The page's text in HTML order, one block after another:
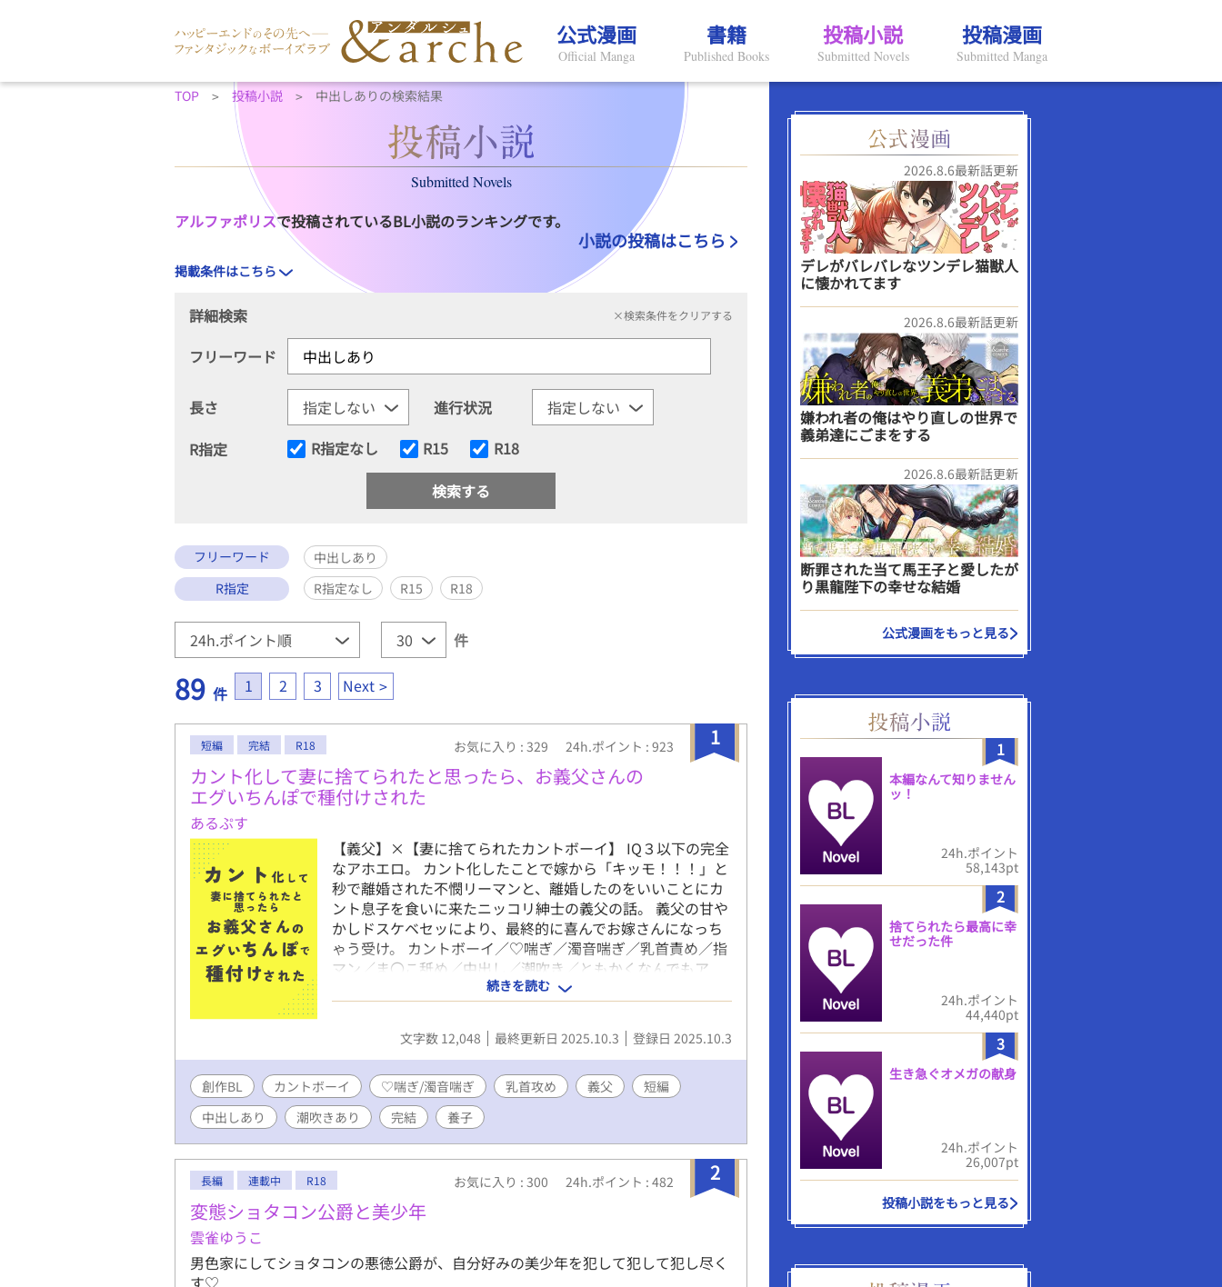
公式漫画
Official Manga
書籍
Published Books
投稿小説
Submitted Novels
投稿漫画
Submitted Manga
TOP 投稿小説 中出しありの検索結果
Submitted Novels
アルファポリスで投稿されているBL小説のランキングです。
小説の投稿はこちら
掲載条件はこちら
詳細検索 ×検索条件をクリアする
フリーワード
長さ
進行状況
R指定
R指定なし R15 R18
フリーワード
中出しあり
R指定
R指定なし R15 R18
件
89 件 1 2 3 Next
1
短編 完結 R18 お気に入り : 329 24h.ポイント : 923
カント化して妻に捨てられたと思ったら、お義父さんの
エグいちんぽで種付けされた
あるぷす
【義父】×【妻に捨てられたカントボーイ】 IQ３以下の完全
なアホエロ。 カント化したことで嫁から「キッモ！！！」と
秒で離婚された不憫リーマンと、離婚したのをいいことにカ
ント息子を食いに来たニッコリ紳士の義父の話。 義父の甘や
かしドスケベセッにより、最終的に喜んでお嫁さんになっち
ゃう受け。 カントボーイ／♡喘ぎ／濁音喘ぎ／乳首責め／指
マン／ま〇こ舐め／中出し／潮吹き／ともかくなんでもア
続きを読む
文字数 12,048 最終更新日 2025.10.3 登録日 2025.10.3
創作BL カントボーイ ♡喘ぎ/濁音喘ぎ 乳首攻め 義父
短編
中出しあり
潮吹きあり 完結 養子
2
長編 連載中 R18 お気に入り : 300 24h.ポイント : 482
変態ショタコン公爵と美少年
雲雀ゆうこ
男色家にしてショタコンの悪徳公爵が、自分好みの美少年を犯して犯して犯し尽く
す♡
2026.8.6最新話更新
デレがバレバレなツンデレ猫獣人
に懐かれてます
2026.8.6最新話更新
嫌われ者の俺はやり直しの世界で
義弟達にごまをする
2026.8.6最新話更新
断罪された当て馬王子と愛したが
り黒龍陛下の幸せな結婚
公式漫画をもっと見る
1
本編なんて知りません
ッ！
24h.ポイント
58,143pt
2
捨てられたら最高に幸
せだった件
24h.ポイント
44,440pt
3
生き急ぐオメガの献身
24h.ポイント
26,007pt
投稿小説をもっと見る